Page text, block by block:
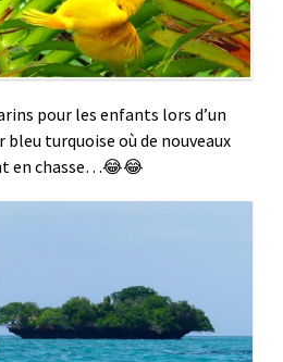
pour les enfants lors d’un
bleu turquoise où de nouveaux
en chasse…😂😂